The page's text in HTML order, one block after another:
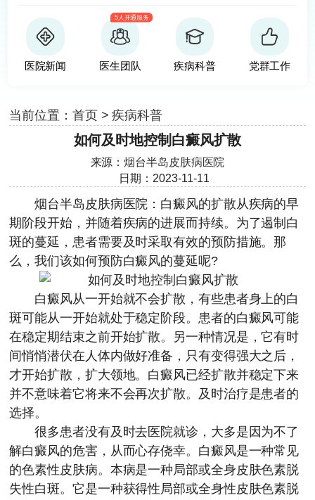
移植治疗白癜风，包括自体表皮移植、微小皮片移植、
自体培养黑素细胞移植等。
医院新闻
5人开通服务
医生团队 疾病科普 党群工作
当前位置： 首页>疾病科普
如何及时地控制白癜风扩散
来源：烟台半岛皮肤病医院
日期：2023-11-11
烟台半岛皮肤病医院 ：白癜风的扩散从疾病的早
期阶段开始，并随着疾病的进展而持续。为了遏制白
斑的蔓延，患者需要及时采取有效的预防措施。那
么，我们该如何预防白癜风的蔓延呢?
白癜风从一开始就不会扩散，有些患者身上的白
斑可能从一开始就处于稳定阶段。患者的白癜风可能
在稳定期结束之前开始扩散。另一种情况是，它有时
间悄悄潜伏在人体内做好准备，只有变得强大之后，
才开始扩散，扩大领地。白癜风已经扩散并稳定下来
并不意味着它将来不会再次扩散。及时治疗是患者的
选择。
很多患者没有及时去医院就诊，大多是因为不了
解白癜风的危害，从而心存侥幸。白癜风是一种常见
的色素性皮肤病。本病是一种局部或全身皮肤色素脱
失性白斑。它是一种获得性局部或全身性皮肤色素脱